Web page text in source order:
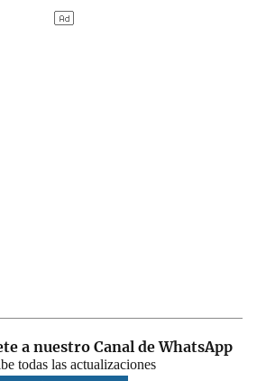
a nuestro Canal de WhatsApp
todas las actualizaciones